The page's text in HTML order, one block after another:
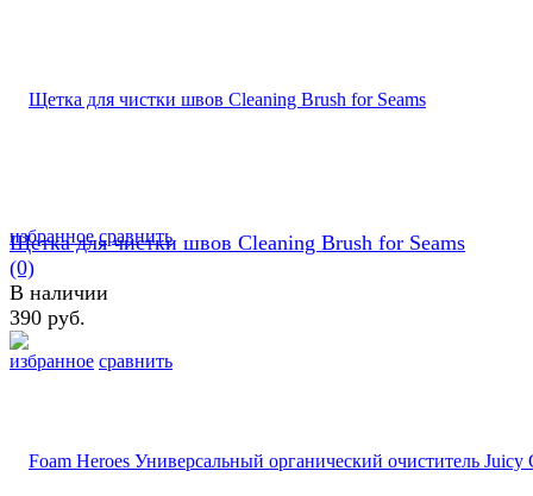
избранное сравнить
избранное сравнить
Щетка для чистки швов Cleaning Brush for Seams
(0)
В наличии
390 руб.